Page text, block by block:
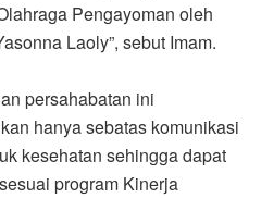
Pengayoman oleh
Laoly”, sebut Imam.
persahabatan ini
hanya sebatas komunikasi
kesehatan sehingga dapat
program Kinerja